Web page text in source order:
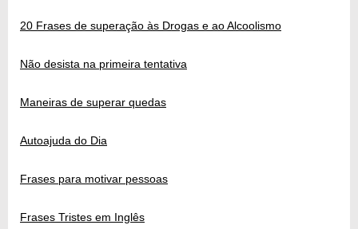
20 Frases de superação às Drogas e ao Alcoolismo
Não desista na primeira tentativa
Maneiras de superar quedas
Autoajuda do Dia
Frases para motivar pessoas
Frases Tristes em Inglês